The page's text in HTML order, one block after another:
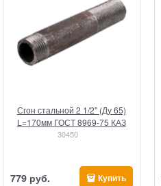
Сгон стальной 2 1/2" (Ду 65)
L=170мм ГОСТ 8969-75 КАЗ
30450
779 руб. Купить